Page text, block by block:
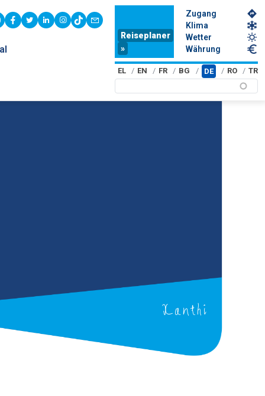
youtubefacebook
twitterlinkedininstagram
tiktokcontact
Reiseplaner
»
Zugang
Klima
Wetter
Währung
EL EN FR BG DE RO TR
Xanthi